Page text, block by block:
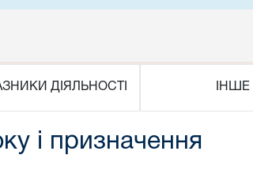
ДІЯЛЬНОСТІ ІНШЕ
і призначення